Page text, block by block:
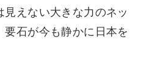
えない大きな力のネッ
要石が今も静かに日本を